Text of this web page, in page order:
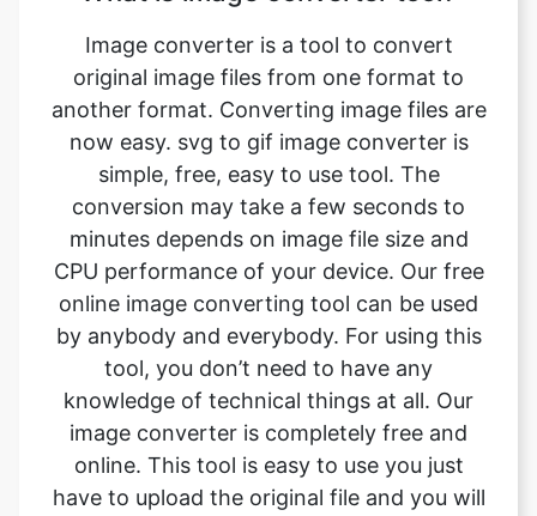
another format. Converting image files are
now easy. svg to gif image converter is
simple, free, easy to use tool. The
conversion may take a few seconds to
minutes depends on image file size and
CPU performance of your device. Our free
online image converting tool can be used
by anybody and everybody. For using this
tool, you don’t need to have any
knowledge of technical things at all. Our
image converter is completely free and
online. This tool is easy to use you just
have to upload the original file and you will
get a converted gif image format file
instantly.